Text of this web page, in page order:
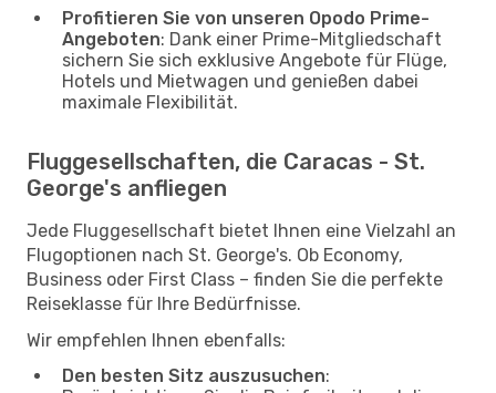
Profitieren Sie von unseren Opodo Prime-
Angeboten: Dank einer Prime-Mitgliedschaft
sichern Sie sich exklusive Angebote für Flüge,
Hotels und Mietwagen und genießen dabei
maximale Flexibilität.
Fluggesellschaften, die Caracas - St.
George's anfliegen
Jede Fluggesellschaft bietet Ihnen eine Vielzahl an
Flugoptionen nach St. George's. Ob Economy,
Business oder First Class – finden Sie die perfekte
Reiseklasse für Ihre Bedürfnisse.
Wir empfehlen Ihnen ebenfalls:
Den besten Sitz auszusuchen: